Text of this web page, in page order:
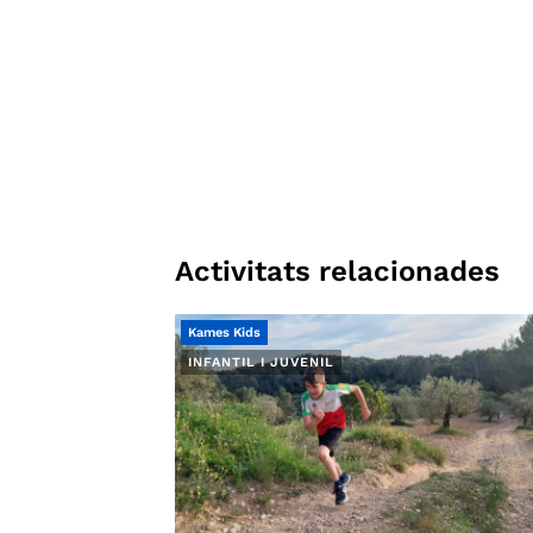
Activitats relacionades
INFANTIL I JUVENIL
Kames Kids